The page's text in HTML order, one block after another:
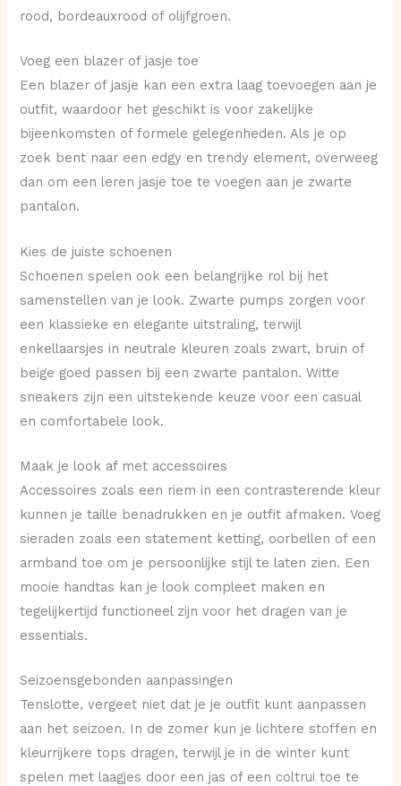
rood, bordeauxrood of olijfgroen.
Voeg een blazer of jasje toe
Een blazer of jasje kan een extra laag toevoegen aan je
outfit, waardoor het geschikt is voor zakelijke
bijeenkomsten of formele gelegenheden. Als je op
zoek bent naar een edgy en trendy element, overweeg
dan om een leren jasje toe te voegen aan je zwarte
pantalon.
Kies de juiste schoenen
Schoenen spelen ook een belangrijke rol bij het
samenstellen van je look. Zwarte pumps zorgen voor
een klassieke en elegante uitstraling, terwijl
enkellaarsjes in neutrale kleuren zoals zwart, bruin of
beige goed passen bij een zwarte pantalon. Witte
sneakers zijn een uitstekende keuze voor een casual
en comfortabele look.
Maak je look af met accessoires
Accessoires zoals een riem in een contrasterende kleur
kunnen je taille benadrukken en je outfit afmaken. Voeg
sieraden zoals een statement ketting, oorbellen of een
armband toe om je persoonlijke stijl te laten zien. Een
mooie handtas kan je look compleet maken en
tegelijkertijd functioneel zijn voor het dragen van je
essentials.
Seizoensgebonden aanpassingen
Tenslotte, vergeet niet dat je je outfit kunt aanpassen
aan het seizoen. In de zomer kun je lichtere stoffen en
kleurrijkere tops dragen, terwijl je in de winter kunt
spelen met laagjes door een jas of een coltrui toe te